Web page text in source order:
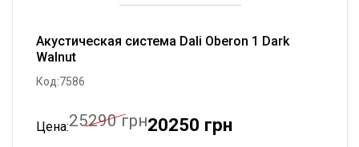
Акустическая система Dali Oberon 1 Dark
Walnut
Код:7586
Цена:25290 грн20250 грн